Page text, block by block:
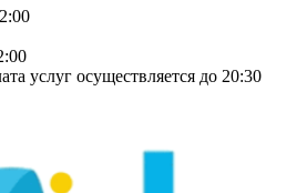
услуг осуществляется до 20:30